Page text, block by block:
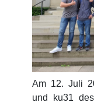
Am 12. Juli
und ku31